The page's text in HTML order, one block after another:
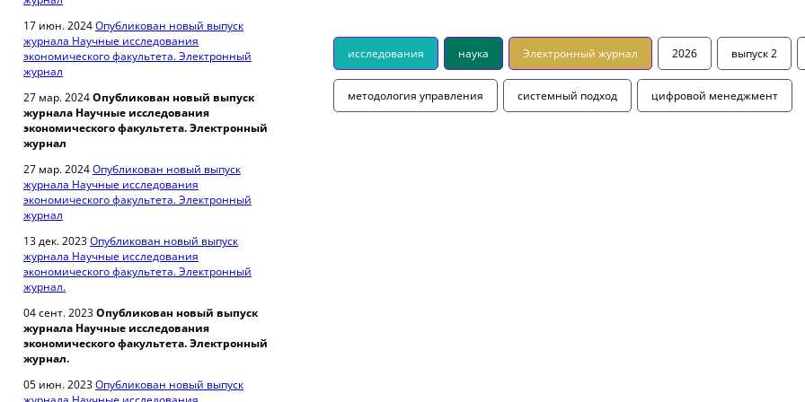
17 июн. 2024Опубликован новый выпуск
журнала Научные исследования
экономического факультета. Электронный
журнал
27 мар. 2024Опубликован новый выпуск
журнала Научные исследования
экономического факультета. Электронный
журнал
27 мар. 2024Опубликован новый выпуск
журнала Научные исследования
экономического факультета. Электронный
журнал
13 дек. 2023Опубликован новый выпуск
журнала Научные исследования
экономического факультета. Электронный
журнал.
04 сент. 2023Опубликован новый выпуск
журнала Научные исследования
экономического факультета. Электронный
журнал.
05 июн. 2023Опубликован новый выпуск
исследования наука Электронный журнал 2026 выпуск 2
методология управления системный подход цифровой менеджмент